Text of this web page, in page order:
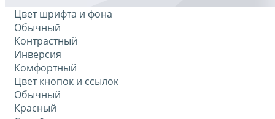
Цвет шрифта и фона
Обычный
Контрастный
Инверсия
Комфортный
Цвет кнопок и ссылок
Обычный
Красный